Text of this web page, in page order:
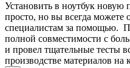
Установить в ноутбук
просто, но вы всегда можете
специалистам за помощью.
полной совместимости с
и провел тщательные тесты
производстве материалов на